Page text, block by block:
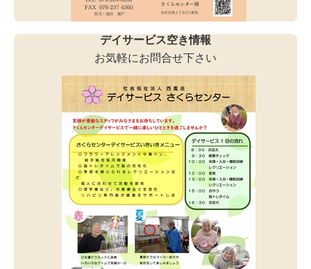
デイサービス空き情報
お気軽にお問合せ下さい